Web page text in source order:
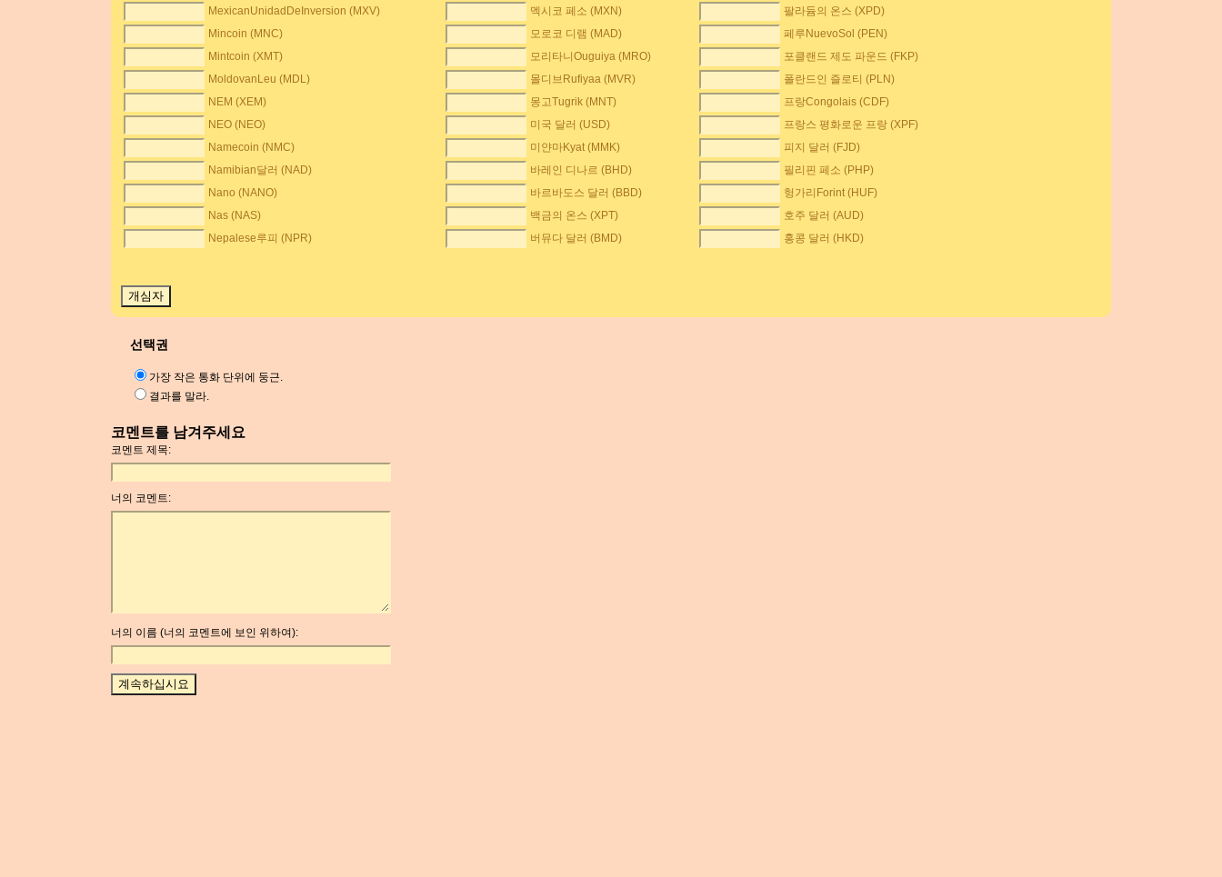
MexicanUnidadDeInversion (MXV)
멕시코 페소 (MXN)
팔라듐의 온스 (XPD)
Mincoin (MNC)
모로코 디램 (MAD)
페루NuevoSol (PEN)
Mintcoin (XMT)
모리타니Ouguiya (MRO)
포클랜드 제도 파운드 (FKP)
MoldovanLeu (MDL)
몰디브Rufiyaa (MVR)
폴란드인 즐로티 (PLN)
NEM (XEM)
몽고Tugrik (MNT)
프랑Congolais (CDF)
NEO (NEO)
미국 달러 (USD)
프랑스 평화로운 프랑 (XPF)
Namecoin (NMC)
미얀마Kyat (MMK)
피지 달러 (FJD)
Namibian달러 (NAD)
바레인 디나르 (BHD)
필리핀 페소 (PHP)
Nano (NANO)
바르바도스 달러 (BBD)
헝가리Forint (HUF)
Nas (NAS)
백금의 온스 (XPT)
호주 달러 (AUD)
Nepalese루피 (NPR)
버뮤다 달러 (BMD) 홍콩 달러 (HKD)
선택권
가장 작은 통화 단위에 둥근.
결과를 말라.
코멘트를 남겨주세요
코멘트 제목:
너의 코멘트:
너의 이름 (너의 코멘트에 보인 위하여):